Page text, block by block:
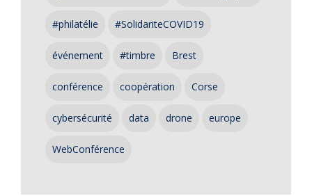
#philatélie #SolidariteCOVID19
événement #timbre Brest
conférence coopération Corse
cybersécurité data drone europe
WebConférence